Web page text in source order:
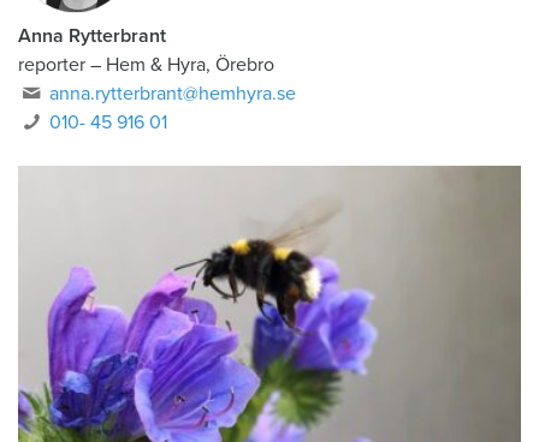
Anna Rytterbrant
reporter – Hem & Hyra, Örebro
anna.rytterbrant@hemhyra.se
010- 45 916 01